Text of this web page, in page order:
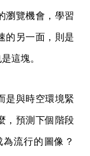
瀏覽機會，學習
的另一面，則是
這塊。
是與時空環境緊
，預測下個階段
流行的圖像？